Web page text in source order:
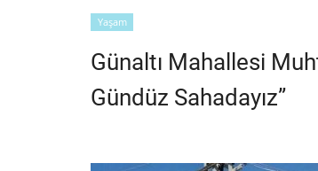
Yaşam
Günaltı Mahallesi
Gündüz Sahadayız”